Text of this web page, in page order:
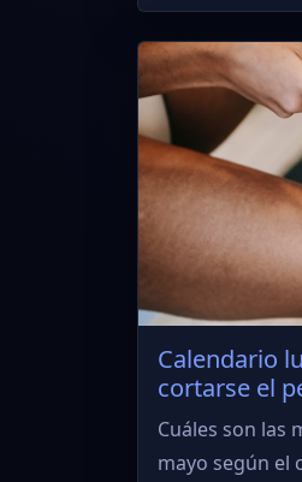
Calendario
cortarse el
Cuáles son las
mayo según el